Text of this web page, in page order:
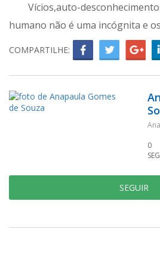
Vícios,auto-
humano não é uma incógnita e
COMPARTILHE:
0
SEGUIR